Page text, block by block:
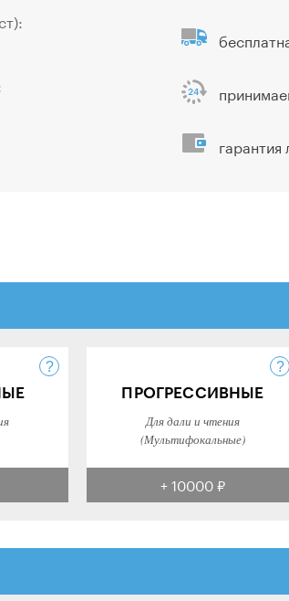
ПРОГРЕССИВНЫЕ
Для дали и чтения
(Мультифокальные)
+ 10000 ₽